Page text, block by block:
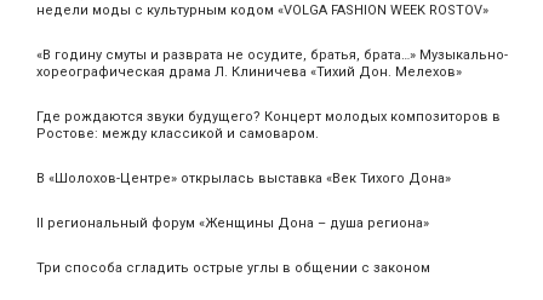
недели моды с культурным кодом «VOLGA FASHION WEEK ROSTOV»
«В годину смуты и разврата не осудите, братья, брата…» Музыкально-
хореографическая драма Л. Клиничева «Тихий Дон. Мелехов»
Где рождаются звуки будущего? Концерт молодых композиторов в
Ростове: между классикой и самоваром.
В «Шолохов-Центре» открылась выставка «Век Тихого Дона»
II региональный форум «Женщины Дона – душа региона»
Три способа сгладить острые углы в общении с законом